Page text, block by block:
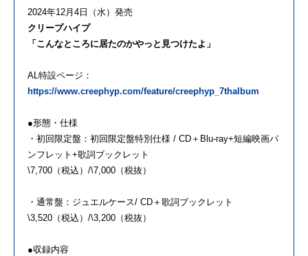
2024年12月4日（水）発売
クリープハイプ
「こんなところに居たのかやっと見つけたよ」
AL特設ページ：
https://www.creephyp.com/feature/creephyp_7thalbum
●形態・仕様
・初回限定盤：初回限定盤特別仕様 / CD＋Blu-ray+短編映画パ
ンフレット+歌詞ブックレット
\7,700（税込）/\7,000（税抜）
・通常盤：ジュエルケース/ CD＋歌詞ブックレット
\3,520（税込）/\3,200（税抜）
●収録内容